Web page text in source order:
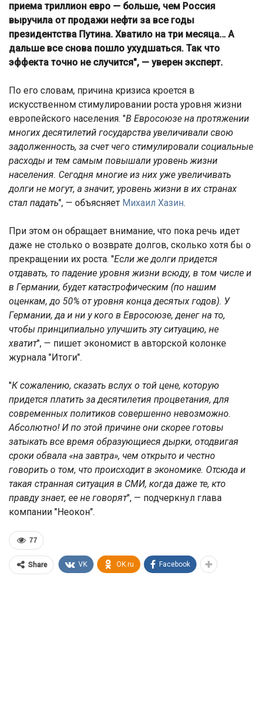
приема триллион евро — больше, чем Россия
выручила от продажи нефти за все годы
президентства Путина. Хватило на три месяца… А
дальше все снова пошло ухудшаться. Так что
эффекта точно не случится", — уверен эксперт.
По его словам, причина кризиса кроется в
искусственном стимулировании роста уровня жизни
европейского населения. "В Евросоюзе на протяжении
многих десятилетий государства увеличивали свою
задолженность, за счет чего стимулировали социальные
расходы и тем самым повышали уровень жизни
населения. Сегодня многие из них уже увеличивать
долги не могут, а значит, уровень жизни в их странах
стал падать", — объясняет Михаил Хазин.
При этом он обращает внимание, что пока речь идет
даже не столько о возврате долгов, сколько хотя бы о
прекращении их роста. "Если же долги придется
отдавать, то падение уровня жизни всюду, в том числе и
в Германии, будет катастрофическим (по нашим
оценкам, до 50% от уровня конца десятых годов). У
Германии, да и ни у кого в Евросоюзе, денег на то,
чтобы принципиально улучшить эту ситуацию, не
хватит", — пишет экономист в авторской колонке
журнала "Итоги".
"К сожалению, сказать вслух о той цене, которую
придется платить за десятилетия процветания, для
современных политиков совершенно невозможно.
Абсолютно! И по этой причине они скорее готовы
затыкать все время образующиеся дырки, отодвигая
сроки обвала «на завтра», чем открыто и честно
говорить о том, что происходит в экономике. Отсюда и
такая странная ситуация в СМИ, когда даже те, кто
правду знает, ее не говорят", — подчеркнул глава
компании "Неокон".
77
Share VK OK.ru Facebook